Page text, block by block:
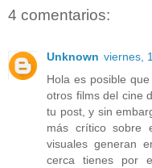
4 comentarios:
Unknown viernes,
Hola es posible
otros films del cine
tu post, y sin
más crítico sobre
visuales generan
cerca tienes por